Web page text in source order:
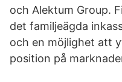
och Alektum Group.
det familjeägda
och en möjlighet att
position på